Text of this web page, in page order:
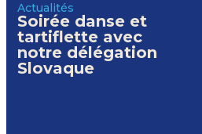
Actualités
Soirée danse et
tartiflette avec
notre délégation
Slovaque